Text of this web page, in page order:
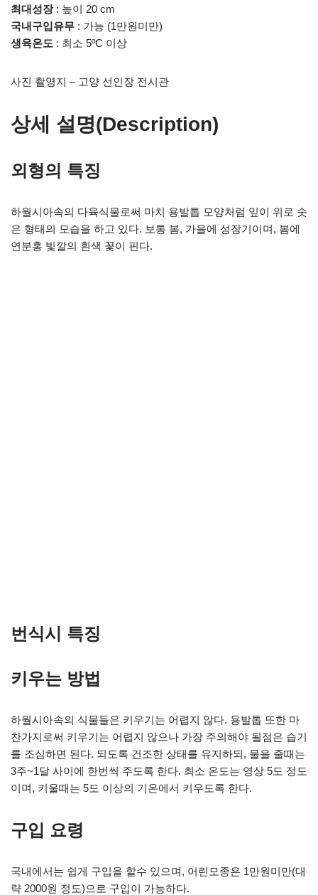
최대성장: 높이 20 cm
국내구입유무 : 가능 (1만원미만)
생육온도 : 최소 5ºC 이상
사진 촬영지 – 고양 선인장 전시관
상세 설명(Description)
외형의 특징
하월시아속의 다육식물로써 마치 용발톱 모양처럼 잎이 위로 솟
은 형태의 모습을 하고 있다. 보통 봄, 가을에 성장기이며, 봄에
연분홍 빛깔의 흰색 꽃이 핀다.
번식시 특징
키우는 방법
하월시아속의 식물들은 키우기는 어렵지 않다. 용발톱 또한 마
찬가지로써 키우기는 어렵지 않으나 가장 주의해야 될점은 습기
를 조심하면 된다. 되도록 건조한 상태를 유지하되, 물을 줄때는
3주~1달 사이에 한번씩 주도록 한다. 최소 온도는 영상 5도 정도
이며, 키울때는 5도 이상의 기온에서 키우도록 한다.
구입 요령
국내에서는 쉽게 구입을 할수 있으며, 어린모종은 1만원미만(대
략 2000원 정도)으로 구입이 가능하다.